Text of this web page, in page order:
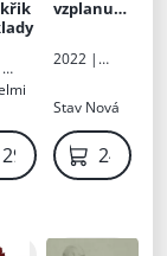
299 Kč
vzplanutí
2017-2018
2022 |
Stav Nová
249 Kč